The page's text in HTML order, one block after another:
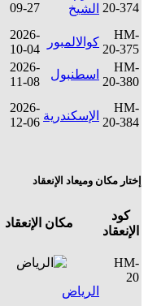
20-374 الشيخ
09-27
HM-
20-375
كوالالمبور
2026-
10-04
HM-
20-380
اسطنبول
2026-
11-08
HM-
20-384 الإسكندرية
2026-
12-06
إختار مكان وميعاد الإنعقاد
كود
الإنعقاد
مكان الإنعقاد
HM-
20
الرياض